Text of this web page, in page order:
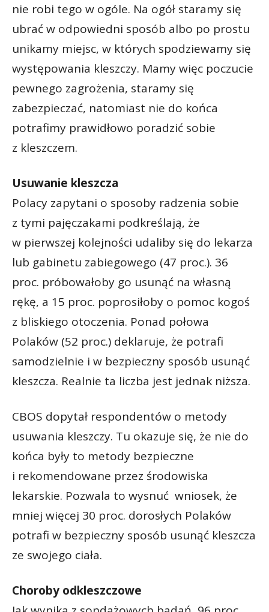
nie robi tego w ogóle. Na ogół staramy się
ubrać w odpowiedni sposób albo po prostu
unikamy miejsc, w których spodziewamy się
występowania kleszczy. Mamy więc poczucie
pewnego zagrożenia, staramy się
zabezpieczać, natomiast nie do końca
potrafimy prawidłowo poradzić sobie
z kleszczem.
Usuwanie kleszcza
Polacy zapytani o sposoby radzenia sobie
z tymi pajęczakami podkreślają, że
w pierwszej kolejności udaliby się do lekarza
lub gabinetu zabiegowego (47 proc.). 36
proc. próbowałoby go usunąć na własną
rękę, a 15 proc. poprosiłoby o pomoc kogoś
z bliskiego otoczenia. Ponad połowa
Polaków (52 proc.) deklaruje, że potrafi
samodzielnie i w bezpieczny sposób usunąć
kleszcza. Realnie ta liczba jest jednak niższa.
CBOS dopytał respondentów o metody
usuwania kleszczy. Tu okazuje się, że nie do
końca były to metody bezpieczne
i rekomendowane przez środowiska
lekarskie. Pozwala to wysnuć wniosek, że
mniej więcej 30 proc. dorosłych Polaków
potrafi w bezpieczny sposób usunąć kleszcza
ze swojego ciała.
Choroby odkleszczowe